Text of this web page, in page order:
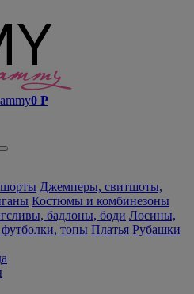
0 Р
Джемперы, свитшоты,
Костюмы и комбинезоны
бадлоны, боди Лосины,
топы Платья Рубашки